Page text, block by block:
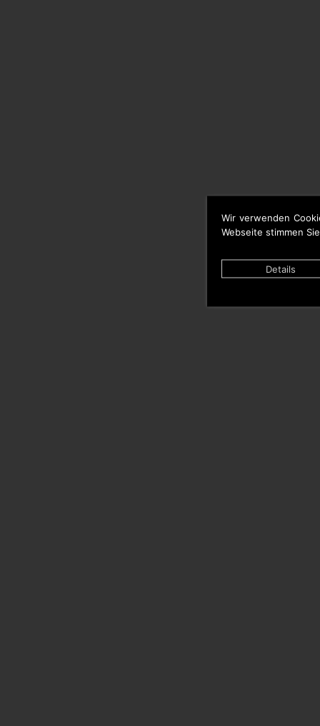
Wir verwenden
Webseite stimmen
Details